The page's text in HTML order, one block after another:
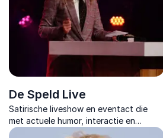
De Speld Live
Satirische liveshow en eventact die
met actuele humor, interactie en
maatwerk zorgt voor een energieke